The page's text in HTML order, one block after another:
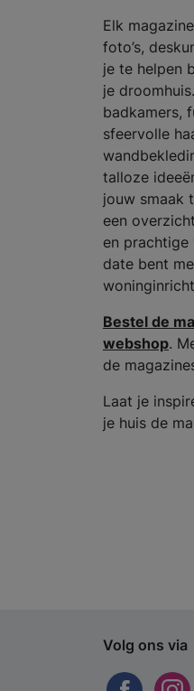
Elk
foto’s,
je te helpen
je
badkamers,
sfeervolle
talloze
jouw smaak
een
en
date bent
Bestel de
webshop.
de
Laat je
je huis de
Volg ons via